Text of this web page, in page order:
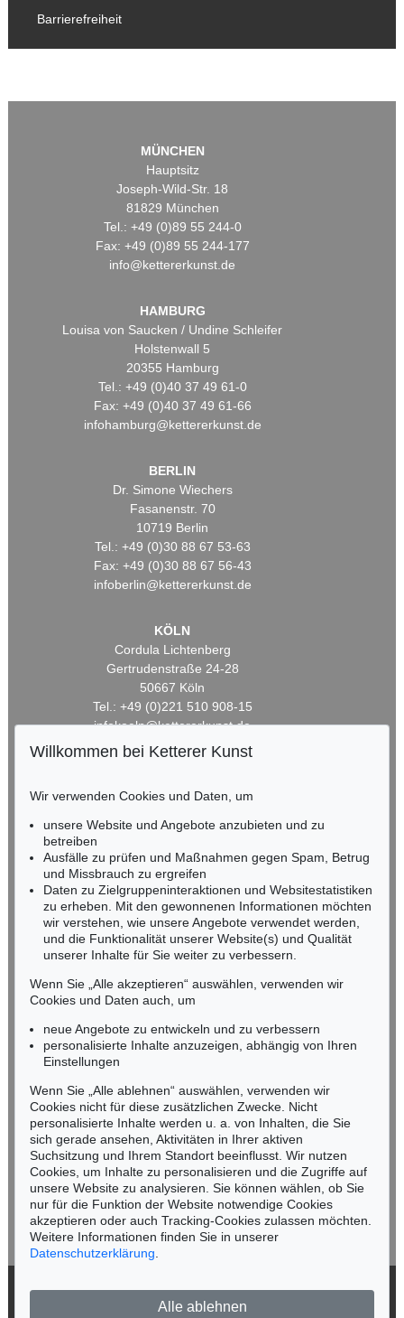
Barrierefreiheit
MÜNCHEN
Hauptsitz
Joseph-Wild-Str. 18
81829 München
Tel.: +49 (0)89 55 244-0
Fax: +49 (0)89 55 244-177
info@kettererkunst.de
HAMBURG
Louisa von Saucken / Undine Schleifer
Holstenwall 5
20355 Hamburg
Tel.: +49 (0)40 37 49 61-0
Fax: +49 (0)40 37 49 61-66
infohamburg@kettererkunst.de
BERLIN
Dr. Simone Wiechers
Fasanenstr. 70
10719 Berlin
Tel.: +49 (0)30 88 67 53-63
Fax: +49 (0)30 88 67 56-43
infoberlin@kettererkunst.de
KÖLN
Cordula Lichtenberg
Gertrudenstraße 24-28
50667 Köln
Tel.: +49 (0)221 510 908-15
infokoeln@kettererkunst.de
HESSEN
Miriam Heß
Tel.: +49 (0)62 21 58 80-038
Fax: +49 (0)62 21 58 80-595
infoheidelberg@kettererkunst.de
NORDDEUTSCHLAND
Nico Kassel, M.A.
Mobil: +49 (0)171 8618661
n.kassel@kettererkunst.de
Keine Auktion mehr verpassen!
Wir informieren Sie rechtzeitig.
Jetzt zum Newsletter anmelden >
Willkommen bei Ketterer Kunst
Wir verwenden Cookies und Daten, um
unsere Website und Angebote anzubieten und zu
betreiben
Ausfälle zu prüfen und Maßnahmen gegen Spam, Betrug
und Missbrauch zu ergreifen
Daten zu Zielgruppeninteraktionen und Websitestatistiken
zu erheben. Mit den gewonnenen Informationen möchten
wir verstehen, wie unsere Angebote verwendet werden,
und die Funktionalität unserer Website(s) und Qualität
unserer Inhalte für Sie weiter zu verbessern.
Wenn Sie „Alle akzeptieren“ auswählen, verwenden wir
Cookies und Daten auch, um
neue Angebote zu entwickeln und zu verbessern
personalisierte Inhalte anzuzeigen, abhängig von Ihren
Einstellungen
Wenn Sie „Alle ablehnen“ auswählen, verwenden wir
Cookies nicht für diese zusätzlichen Zwecke. Nicht
personalisierte Inhalte werden u. a. von Inhalten, die Sie
sich gerade ansehen, Aktivitäten in Ihrer aktiven
Suchsitzung und Ihrem Standort beeinflusst. Wir nutzen
Cookies, um Inhalte zu personalisieren und die Zugriffe auf
unsere Website zu analysieren. Sie können wählen, ob Sie
nur für die Funktion der Website notwendige Cookies
akzeptieren oder auch Tracking-Cookies zulassen möchten.
Weitere Informationen finden Sie in unserer
Datenschutzerklärung
Alle ablehnen